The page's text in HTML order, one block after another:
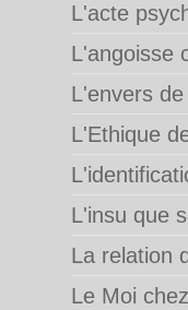
L'acte
L'angoisse
L'envers
L'Ethique
L'insu que
La relation
Le Moi